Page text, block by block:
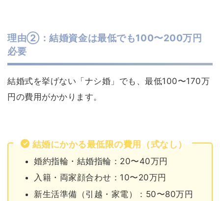
理由②：結婚資金は最低でも100〜200万円
必要
結婚式を挙げない「ナシ婚」でも、最低100〜170万
円の費用がかかります。
結婚にかかる最低限の費用（式なし）
婚約指輪・結婚指輪：20〜40万円
入籍・両家顔合わせ：10〜20万円
新生活準備（引越・家電）：50〜80万円